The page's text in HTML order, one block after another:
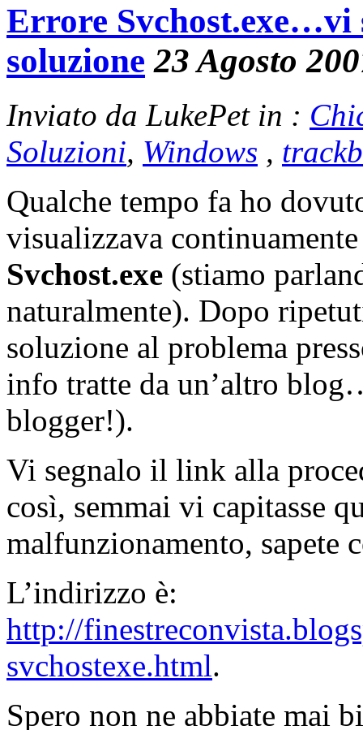
Errore Svchost.exe…vi
soluzione 23 Agosto
Inviato da LukePet in :
Soluzioni, Windows ,
Qualche tempo fa ho
visualizzava
Svchost.exe (stiamo
naturalmente). Dopo
soluzione al problema
info tratte da un’altro
blogger!).
Vi segnalo il link alla
così, semmai vi capitasse
malfunzionamento, sapete
L’indirizzo è:
http://
svchostexe.html.
Spero non ne abbiate mai